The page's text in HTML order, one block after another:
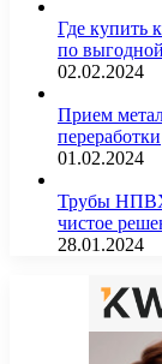
Где купить
по
02.02.2024
Прием
переработки
01.02.2024
Трубы НПВХ
чистое
28.01.2024